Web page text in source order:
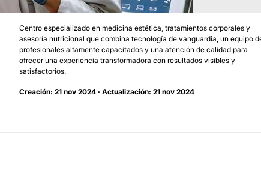
Centro especializado en medicina estética, tratamientos corporales y
asesoría nutricional que combina tecnología de vanguardia, un equipo
profesionales altamente capacitados y una atención de calidad para
ofrecer una experiencia transformadora con resultados visibles y
satisfactorios.
Creación: 21 nov 2024 · Actualización: 21 nov 2024